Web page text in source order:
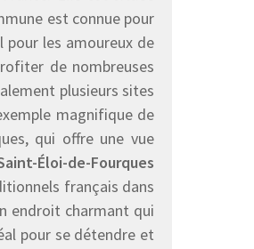
est connue pour
les amoureux de
de nombreuses
plusieurs sites
magnifique de
qui offre une vue
Éloi-de-Fourques
français dans
endroit charmant qui
pour se détendre et